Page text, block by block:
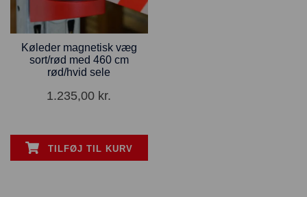
Køleder magnetisk væg
sort/rød med 460 cm
rød/hvid sele
1.235,00 kr.
TILFØJ TIL KURV